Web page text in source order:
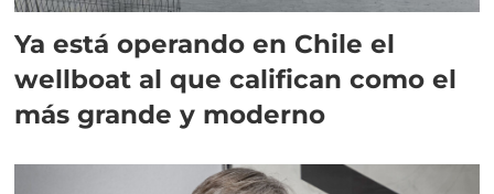
Ya está operando en Chile el
wellboat al que califican como el
más grande y moderno